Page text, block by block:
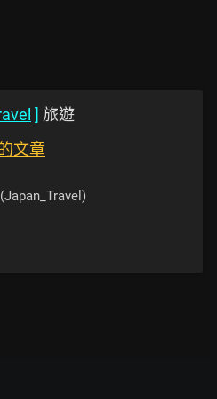
] 旅遊
文章
(Japan_Travel)